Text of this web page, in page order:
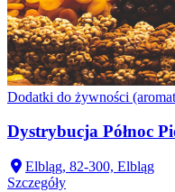
Dodatki do żywności
Dystrybucja Północ
Elbląg, 82-300, Elbląg
Szczegóły